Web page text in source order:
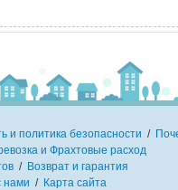
и политика безопасности /
и Фрахтовые расход
/ Возврат и гарантия
нами / Карта сайта